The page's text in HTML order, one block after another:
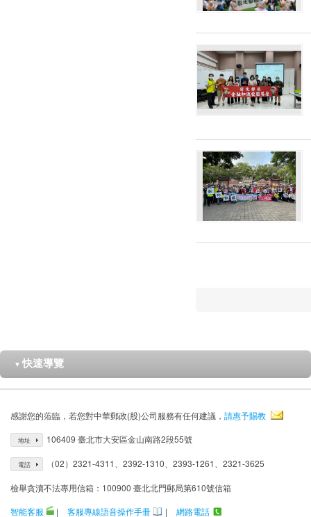
▼ 快速導覽
感謝您的蒞臨，若您對中華郵政(股)公司服務有任何建議， 請惠予賜教
地址 106409 臺北市大安區金山南路2段55號
電話 （02）2321-4311、2392-1310、2393-1261、2321-3625
檢舉貪瀆不法專用信箱：100900 臺北北門郵局第610號信箱
智能客服
| 客服專線語音操作手冊 | 網路電話